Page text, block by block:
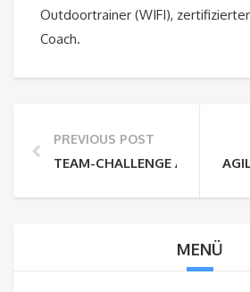
Outdoortrainer (WIFI),
Coach.
PREVIOUS POST
TEAM-CHALLENGE ALS
MENÜ